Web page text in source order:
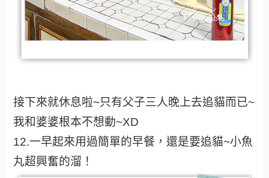
接下來就休息啦~只有父子三人晚上去追貓而已~
我和婆婆根本不想動~XD
12.一早起來用過簡單的早餐，還是要追貓~小魚
丸超興奮的溜！